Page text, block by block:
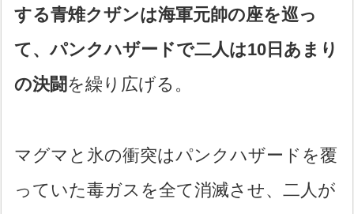
する青雉クザンは海軍元帥の座を巡っ
て、パンクハザードで二人は10日あまり
の決闘を繰り広げる。
マグマと氷の衝突はパンクハザードを覆
っていた毒ガスを全て消滅させ、二人が